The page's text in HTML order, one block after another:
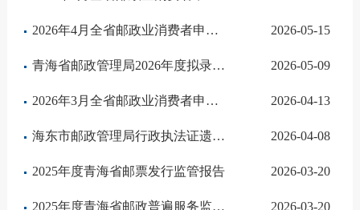
2026年4月全省邮政业消费者申诉情况通报 2026-05-15
青海省邮政管理局2026年度拟录用公务员公示公告 2026-05-09
2026年3月全省邮政业消费者申诉情况通报 2026-04-13
海东市邮政管理局行政执法证遗失公告 2026-04-08
2025年度青海省邮票发行监管报告 2026-03-20
2025年度青海省邮政普遍服务监管报告 2026-03-20